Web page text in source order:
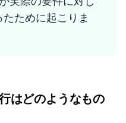
ために起こりま
はどのようなもの